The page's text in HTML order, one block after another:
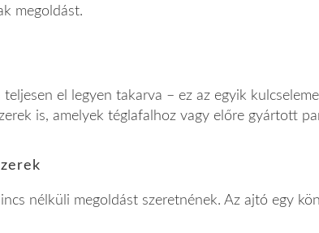
megoldást.
el legyen takarva – ez az egyik
is, amelyek téglafalhoz vagy előre gyártott
nélküli megoldást szeretnének. Az ajtó egy